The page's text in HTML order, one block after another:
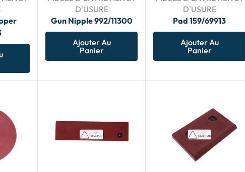
D'USURE
Gun Nipple 992/11300
Ajouter Au
Panier
D'USURE
Pad 159/69913
Ajouter Au
Panier